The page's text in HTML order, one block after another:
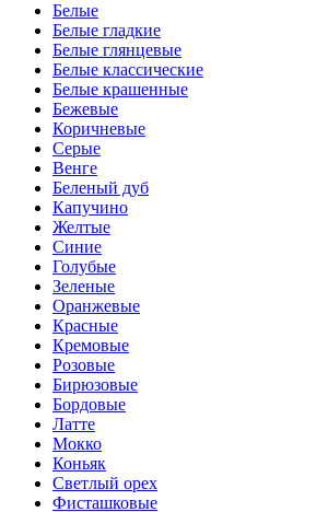
Белые
Белые гладкие
Белые глянцевые
Белые классические
Белые крашенные
Бежевые
Коричневые
Серые
Венге
Беленый дуб
Капучино
Желтые
Синие
Голубые
Зеленые
Оранжевые
Красные
Кремовые
Розовые
Бирюзовые
Бордовые
Латте
Мокко
Коньяк
Светлый орех
Фисташковые